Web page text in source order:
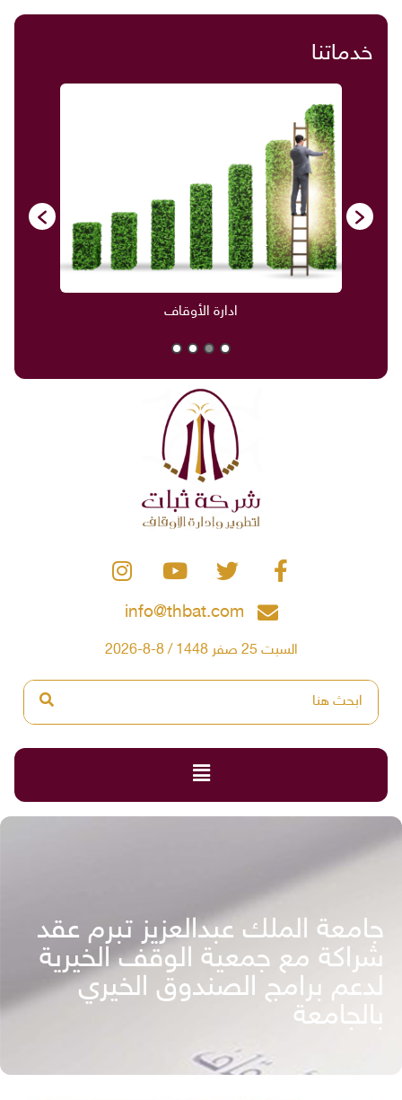
خدماتنا
صناديق العائلة
info@thbat.com
السبت 25 صفر 1448 / 8-8-2026
جامعة الملك عبدالعزيز تبرم عقد
شراكة مع جمعية الوقف الخيرية
لدعم برامج الصندوق الخيري
بالجامعة